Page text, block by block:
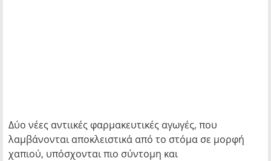
Δύο νέες αντιικές φαρμακευτικές αγωγές, που
λαμβάνονται αποκλειστικά από το στόμα σε μορφή
χαπιού, υπόσχονται πιο σύντομη και